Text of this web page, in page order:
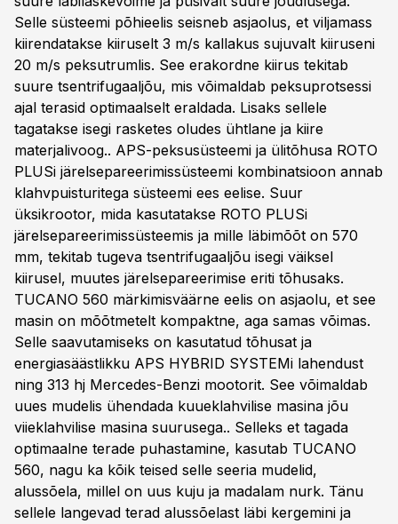
Selle süsteemi põhieelis seisneb asjaolus, et viljamass
kiirendatakse kiiruselt 3 m/s kallakus sujuvalt kiiruseni
20 m/s peksutrumlis. See erakordne kiirus tekitab
suure tsentrifugaaljõu, mis võimaldab peksuprotsessi
ajal terasid optimaalselt eraldada. Lisaks sellele
tagatakse isegi rasketes oludes ühtlane ja kiire
materjalivoog.. APS-peksusüsteemi ja ülitõhusa ROTO
PLUSi järelsepareerimissüsteemi kombinatsioon annab
klahvpuisturitega süsteemi ees eelise. Suur
üksikrootor, mida kasutatakse ROTO PLUSi
järelsepareerimissüsteemis ja mille läbimõõt on 570
mm, tekitab tugeva tsentrifugaaljõu isegi väiksel
kiirusel, muutes järelsepareerimise eriti tõhusaks.
TUCANO 560 märkimisväärne eelis on asjaolu, et see
masin on mõõtmetelt kompaktne, aga samas võimas.
Selle saavutamiseks on kasutatud tõhusat ja
energiasäästlikku APS HYBRID SYSTEMi lahendust
ning 313 hj Mercedes-Benzi mootorit. See võimaldab
uues mudelis ühendada kuueklahvilise masina jõu
viieklahvilise masina suurusega.. Selleks et tagada
optimaalne terade puhastamine, kasutab TUCANO
560, nagu ka kõik teised selle seeria mudelid,
alussõela, millel on uus kuju ja madalam nurk. Tänu
sellele langevad terad alussõelast läbi kergemini ja